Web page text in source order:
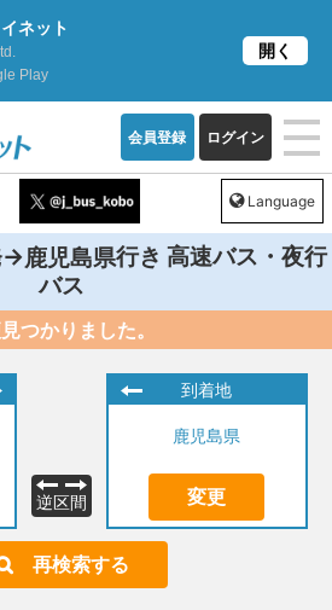
会員登録 ログイン
Language
→鹿児島県行き 高速バス・夜行
バス
つかりました。
逆区間
到着地
鹿児島県
変更
再検索する
ネット
Play
開く